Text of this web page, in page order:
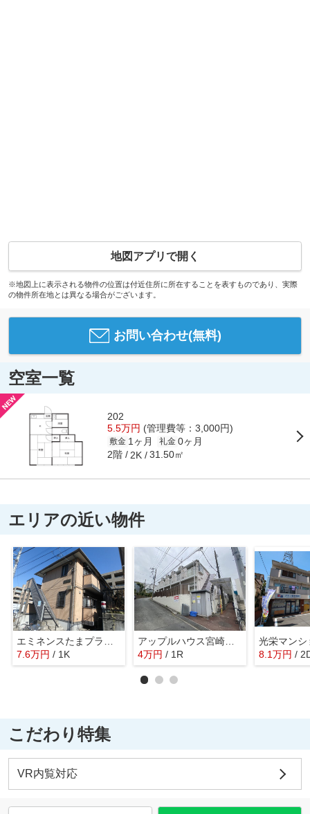
地図アプリで開く
※地図上に表示される物件の位置は付近住所に所在することを表すものであり、実際
の物件所在地とは異なる場合がございます。
お問い合わせ(無料)
空室一覧
202
5.5万円 (管理費等：3,000円)
敷金 1ヶ月 礼金 0ヶ月
2階 2K 31.50㎡
エリアの近い物件
7.6万円 / 1K
アップルハウス宮崎台C棟
4万円 / 1R
光栄マンシ
8.1万円 /
こだわり特集
VR内覧対応